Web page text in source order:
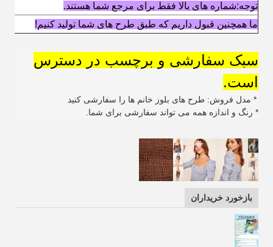
توجه:شماره های بالا فقط برای مرجع شما هستند.
ما همچنین قبول داریم که طبق طرح های شما تولید کنیم!
سبک سفارشی و برچسب در دسترس
است.
* مدل فروش: طرح های بلوز خانم ها را سفارشی کنید
* رنگ و اندازه همه می تواند سفارشی برای شما.
بازخورد خریداران